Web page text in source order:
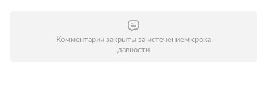
Комментарии закрыты за истечением срока
давности